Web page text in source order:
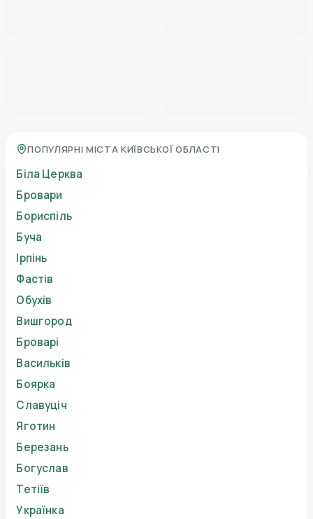
ПОПУЛЯРНІ МІСТА КИЇВСЬКОЇ ОБЛАСТІ
Біла Церква
Бровари
Бориспіль
Буча
Ірпінь
Фастів
Обухів
Вишгород
Броварі
Васильків
Боярка
Славуціч
Яготин
Березань
Богуслав
Тетіїв
Українка